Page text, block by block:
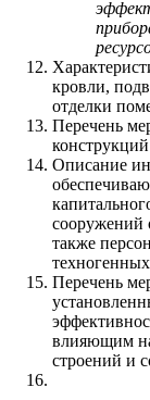
кровли,
отделки
Перечень
Описание
сооружений
также
Перечень
влияющим
строений и